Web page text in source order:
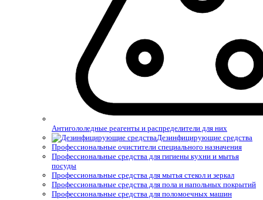
Антигололедные реагенты и распределители для них
Дезинфицирующие средства
Профессиональные очистители специального назначения
Профессиональные средства для гигиены кухни и мытья
посуды
Профессиональные средства для мытья стекол и зеркал
Профессиональные средства для пола и напольных покрытий
Профессиональные средства для поломоечных машин